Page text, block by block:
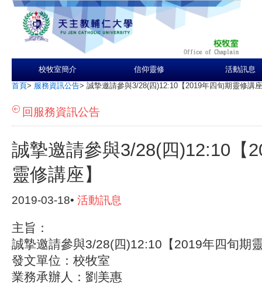
校牧室簡介 信仰靈修 活動訊息
首頁> 服務資訊公告> 誠摯邀請參與3/28(四)12:10【2019年四旬期靈修講
回服務資訊公告
誠摯邀請參與3/28(四)12:10【
靈修講座】
2019-03-18• 活動訊息
主旨：
誠摯邀請參與3/28(四)12:10【2019年四旬期
發文單位：校牧室
業務承辦人：劉美惠